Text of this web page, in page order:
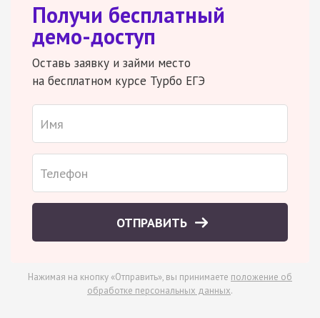
Получи бесплатный
демо-доступ
Оставь заявку и займи место
на бесплатном курсе Турбо ЕГЭ
ОТПРАВИТЬ
Нажимая на кнопку «Отправить», вы принимаете положение об
обработке персональных данных.